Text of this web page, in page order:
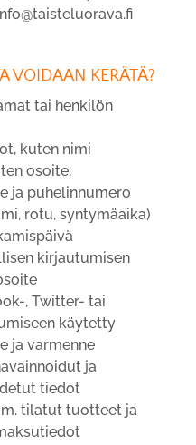
VOIDAAN KERÄTÄ?
tai henkilön
kuten nimi
osoite,
ja puhelinnumero
rotu, syntymäaika)
kirjautumisen
, Twitter- tai
käytetty
ja varmenne
ja
tiedot
tilatut tuotteet ja